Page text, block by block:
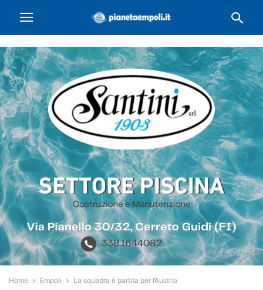
Home Empoli La squadra è partita per l’Austria